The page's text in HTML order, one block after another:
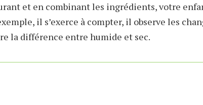
et en combinant les ingrédients, votre
il s’exerce à compter, il observe les
la différence entre humide et sec.